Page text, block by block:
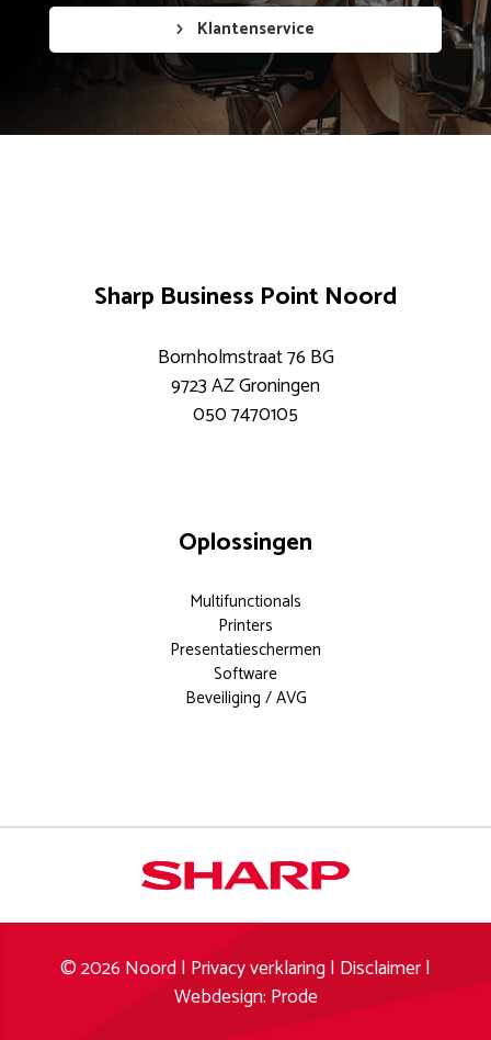
Documentoplossingen voor elk
modern kantoor. Meer weten?
info
Klantenservice
Sharp Business Point Noord
Bornholmstraat 76 BG
9723 AZ Groningen
050 7470105
Oplossingen
Multifunctionals
Printers
Presentatieschermen
Software
Beveiliging / AVG
© 2026 Noord | Privacy verklaring| Disclaimer|
Webdesign: Prode